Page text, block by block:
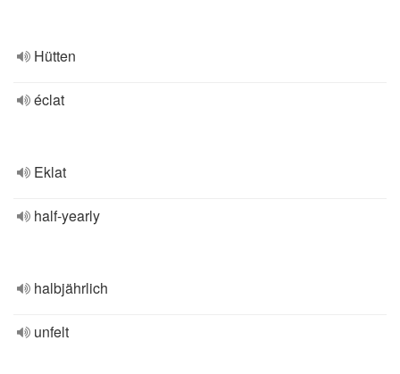
Hütten
éclat
Eklat
half-yearly
halbjährlich
unfelt